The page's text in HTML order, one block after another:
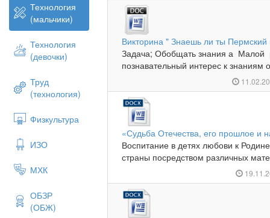
Технология
(мальчики)
Технология
(девочки)
Труд
(технология)
Физкультура
ИЗО
МХК
ОБЗР
(ОБЖ)
Викторина " Знаешь ли ты Пермский
Задача; Обобщать знания а Малой
познавательный интерес к
«Судьба Отечества, его прошлое и
Воспитание в детях любови к
страны посредством различных